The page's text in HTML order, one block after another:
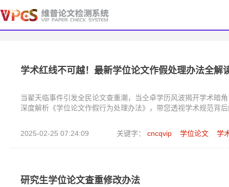
学术红线不可越！最新学位论文作假处理办法全解
当翟天临事件引发全民论文查重潮，当仝卓学历风波揭开学术暗
深度解析《学位论文作假行为处理办法》，带您透视学术规范背
2025-02-25 07:24:09 关键字： cncqvip 学位论文 学
研究生学位论文查重修改办法